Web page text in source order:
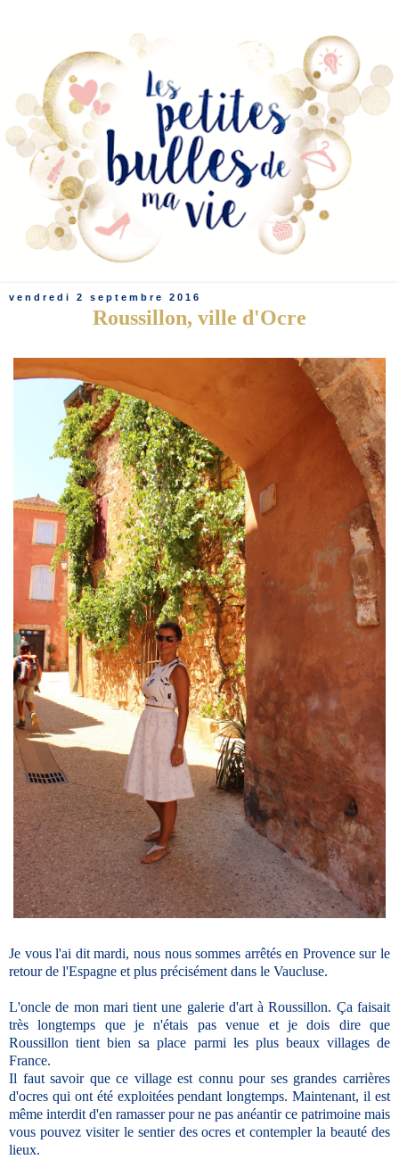
vendredi 2 septembre 2016
Roussillon, ville d'Ocre
Je vous l'ai dit mardi, nous nous sommes arrêtés en Provence sur le
retour de l'Espagne et plus précisément dans le Vaucluse.
L'oncle de mon mari tient une galerie d'art à Roussillon. Ça faisait
très longtemps que je n'étais pas venue et je dois dire que
Roussillon tient bien sa place parmi les plus beaux villages de
France.
Il faut savoir que ce village est connu pour ses grandes carrières
d'ocres qui ont été exploitées pendant longtemps. Maintenant, il est
même interdit d'en ramasser pour ne pas anéantir ce patrimoine mais
vous pouvez visiter le sentier des ocres et contempler la beauté des
lieux.